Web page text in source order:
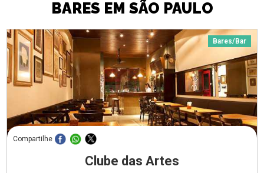
BARES EM SÃO PAULO
Bares/Bar
Compartilhe
Clube das Artes